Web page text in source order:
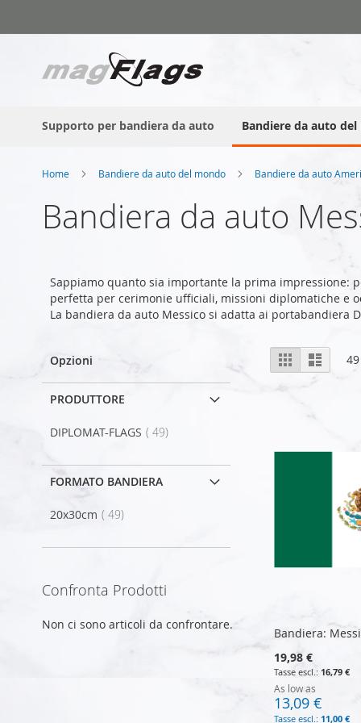
al
Supporto per bandiera da auto Bandiere da auto
Home Bandiere da auto del mondo Bandiere da auto
Bandiera da auto
Sappiamo quanto sia importante la prima impressione:
perfetta per cerimonie ufficiali, missioni diplomatiche e
La bandiera da auto Messico si adatta ai portabandiera
Mostra
come
GrigliaLista 49
Bandiera:
19,98 €
16,79 €
As low as
13,09 €
11,00 €
Opzioni
PRODUTTORE
DIPLOMAT-FLAGS 49elemento
FORMATO BANDIERA
20x30cm 49elemento
Confronta Prodotti
Non ci sono articoli da confrontare.